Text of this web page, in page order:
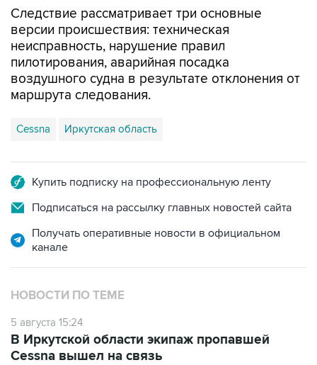
Следствие рассматривает три основные
версии происшествия: техническая
неисправность, нарушение правил
пилотирования, аварийная посадка
воздушного судна в результате отклонения от
маршрута следования.
Cessna Иркутская область
Купить подписку на профессиональную ленту
Подписаться на рассылку главных новостей сайта
Получать оперативные новости в официальном
канале
НОВОСТИ ПО ТЕМЕ
5 августа 15:24
В Иркутской области экипаж пропавшей
Cessna вышел на связь